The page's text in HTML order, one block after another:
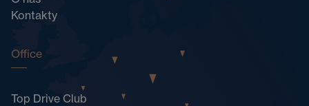
Kontakty
Office
Top Drive Club